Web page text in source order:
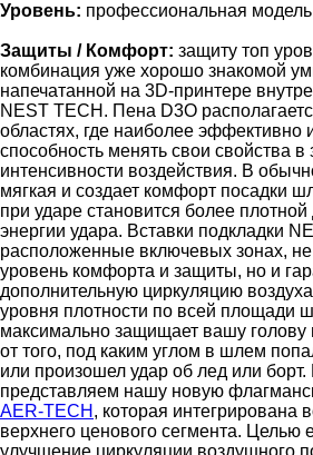
Уровень: профессиональная
Защиты / Комфорт: защиту топ
комбинация уже хорошо знакомой
напечатанной на 3D-принтере
NEST TECH. Пена D3O
областях, где наиболее эффективно
способность менять свои свойства в
интенсивности воздействия. В
мягкая и создает комфорт посадки
при ударе становится более
энергии удара. Вставки подкладки
расположенные включевых зонах,
уровень комфорта и защиты, но и
дополнительную циркуляцию
уровня плотности по всей площади
максимально защищает вашу голову
от того, под каким углом в шлем
или произошел удар об лед или
представляем нашу новую
AER-TECH , которая интегрирована
верхнего ценового сегмента. Целью